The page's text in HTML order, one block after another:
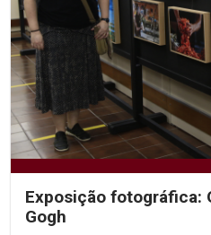
Exposição fotográfica:
Gogh